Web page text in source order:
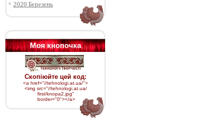
2020 Березень
Моя кнопочка
Скопіюйте цей код:
<a href="//tehnologi.at.ua/">
<img src="//tehnologi.at.ua/
first/knopa2.jpg"
border="0"></a>